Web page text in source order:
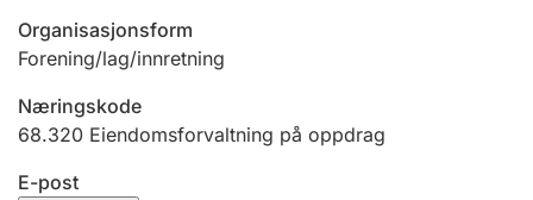
Ektepaktveileder
Offentlig sektor
Organisasjonsform
Forening/lag/innretning
Næringskode
68.320 Eiendomsforvaltning på oppdrag
E-post